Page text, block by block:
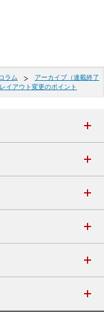
ラム
アーカイブ（連載終了
イアウト変更のポイント